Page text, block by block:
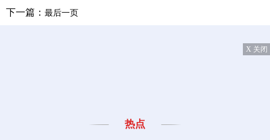
下一篇： 最后一页
X 关闭
热点